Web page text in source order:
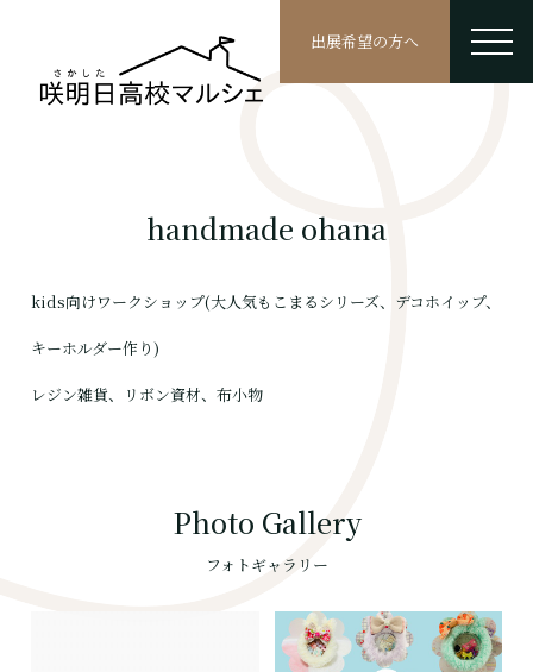
出展希望の方へ
handmade ohana
kids向けワークショップ(大人気もこまるシリーズ、デコホイップ、
キーホルダー作り)
レジン雑貨、リボン資材、布小物
Photo Gallery
フォトギャラリー